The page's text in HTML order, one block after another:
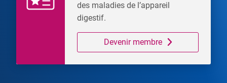
des maladies de l’appareil
digestif.
Devenir membre